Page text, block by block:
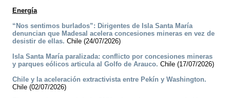
Energía
“Nos sentimos burlados”: Dirigentes de Isla Santa María
denuncian que Madesal acelera concesiones mineras en vez de
desistir de ellas. Chile (24/07/2026)
Isla Santa María paralizada: conflicto por concesiones mineras
y parques eólicos articula al Golfo de Arauco. Chile (17/07/2026)
Chile y la aceleración extractivista entre Pekín y Washington.
Chile (02/07/2026)